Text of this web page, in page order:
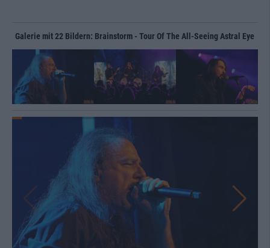
Galerie mit 22 Bildern: Brainstorm - Tour Of The All-Seeing Astral Eye